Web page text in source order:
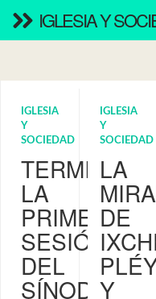
IGLESIA Y
IGLESIA
Y
SOCIEDAD
TERMINA
LA
PRIMERA
SESIÓN
DEL
SÍNODO
IGLESIA
Y
SOCIEDAD
LA
DE
Y